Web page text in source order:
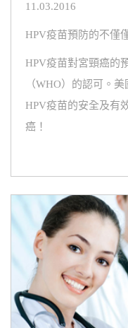
11.03.2016
HPV疫苗預防的不僅
HPV疫苗對宮頸癌的
（WHO）的認可。
HPV疫苗的安全及有
癌！